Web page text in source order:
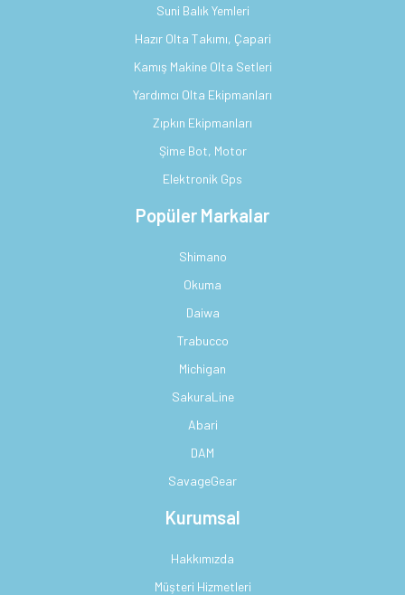
Suni Balık Yemleri
Hazır Olta Takımı, Çapari
Kamış Makine Olta Setleri
Yardımcı Olta Ekipmanları
Zıpkın Ekipmanları
Şime Bot, Motor
Elektronik Gps
Popüler Markalar
Shimano
Okuma
Daiwa
Trabucco
Michigan
SakuraLine
Abari
DAM
SavageGear
Kurumsal
Hakkımızda
Müşteri Hizmetleri